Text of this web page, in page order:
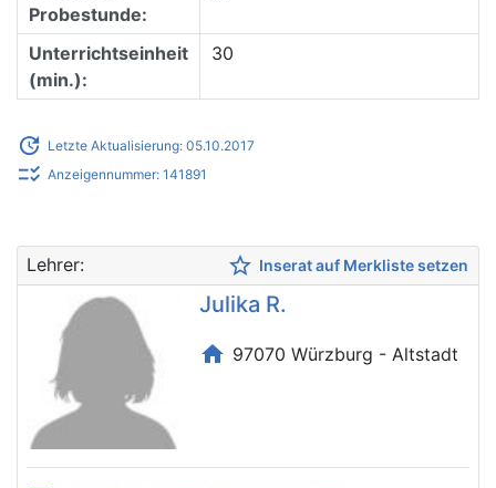
Probestunde:
Unterrichtseinheit
(min.):
30
update Letzte Aktualisierung: 05.10.2017
checklist_rtl Anzeigennummer: 141891
Lehrer: star_border Inserat auf Merkliste setzen
Julika R.
home 97070 Würzburg - Altstadt